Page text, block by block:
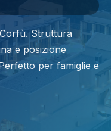
Struttura
e posizione
per famiglie e